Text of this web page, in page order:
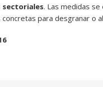
sectoriales. Las medidas
concretas para desgranar o